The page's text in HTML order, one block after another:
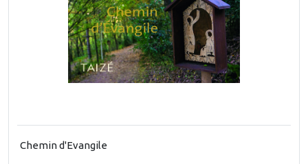
Chemin d'Evangile